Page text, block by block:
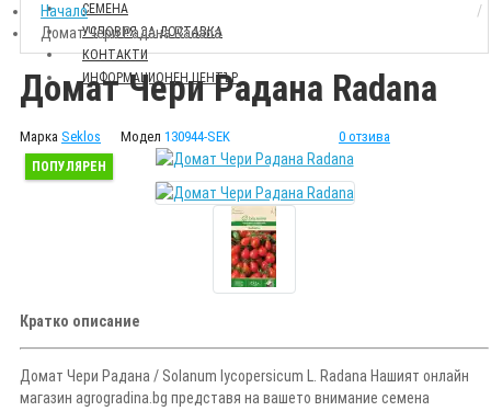
СЕМЕНА
УСЛОВИЯ ЗА ДОСТАВКА
КОНТАКТИ
ИНФОРМАЦИОНЕН ЦЕНТЪР
Начало
Домат Чери Радана Radana
Домат Чери Радана Radana
Марка Seklos Модел 130944-SEK 0 отзива
ПОПУЛЯРЕН
Кратко описание
Домат Чери Радана / Solanum lycopersicum L. Radana Нашият онлайн
магазин agrogradina.bg представя на вашето внимание семена